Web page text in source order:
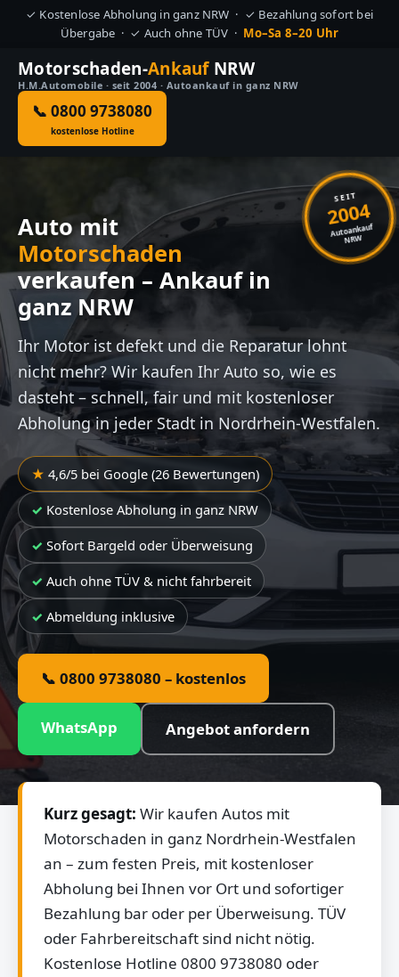
✓ Kostenlose Abholung in ganz NRW · ✓ Bezahlung sofort bei
Übergabe · ✓ Auch ohne TÜV · Mo–Sa 8–20 Uhr
Motorschaden-AnkaufNRW
H.M.Automobile · seit 2004 · Autoankauf in ganz NRW
📞 0800 9738080
kostenlose Hotline
SEIT
2004
Autoankauf
NRW
Auto mit
Motorschaden
verkaufen – Ankauf in
ganz NRW
Ihr Motor ist defekt und die Reparatur lohnt
nicht mehr? Wir kaufen Ihr Auto so, wie es
dasteht – schnell, fair und mit kostenloser
Abholung in jeder Stadt in Nordrhein-Westfalen.
4,6/5 bei Google (26 Bewertungen)
Kostenlose Abholung in ganz NRW
Sofort Bargeld oder Überweisung
Auch ohne TÜV & nicht fahrbereit
Abmeldung inklusive
📞 0800 9738080 – kostenlos
WhatsApp Angebot anfordern
Kurz gesagt: Wir kaufen Autos mit
Motorschaden in ganz Nordrhein-Westfalen
an – zum festen Preis, mit kostenloser
Abholung bei Ihnen vor Ort und sofortiger
Bezahlung bar oder per Überweisung. TÜV
oder Fahrbereitschaft sind nicht nötig.
Kostenlose Hotline 0800 9738080 oder